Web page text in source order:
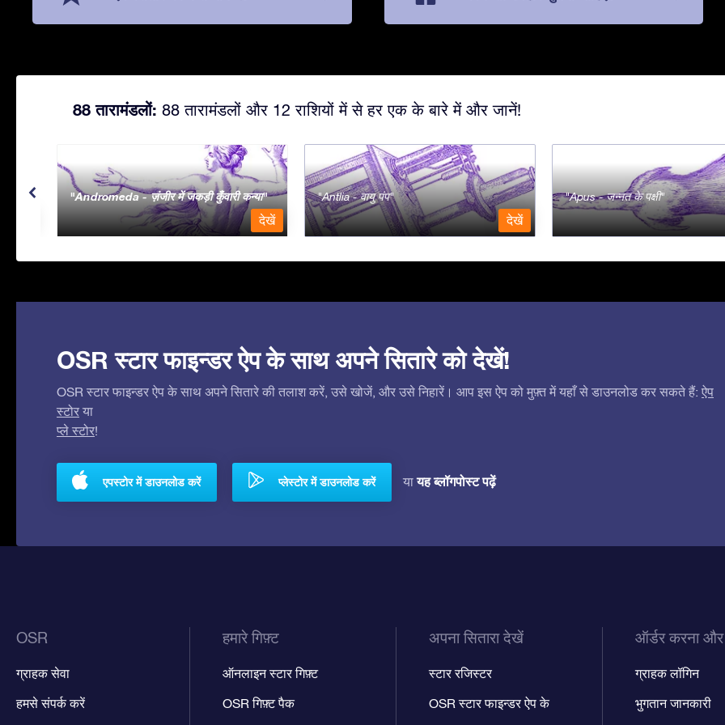
88 तारामंडलों: 88 तारामंडलों और 12 राशियों में से हर एक के बारे में और जानें!
Andromeda - ज़ंजीर में जकड़ी कुँवारी कन्या
देखें
Antlia - वायु पंप
देखें
Apus - जन्नत के पक्षी
OSR स्टार फाइन्डर ऐप के साथ अपने सितारे को देखें!
OSR स्टार फाइन्डर ऐप के साथ अपने सितारे की तलाश करें, उसे खोजें, और उसे निहारें। आप इस ऐप को मुफ़्त में यहाँ से डाउनलोड कर सकते हैं: ऐप
स्टोर या
प्ले स्टोर!
एपस्टोर में डाउनलोड करें प्लेस्टोर में डाउनलोड करें यायह ब्लॉगपोस्ट पढ़ें
OSR
ग्राहक सेवा
हमसे संपर्क करें
हमारे गिफ़्ट
ऑनलाइन स्टार गिफ़्ट
OSR गिफ़्ट पैक
अपना सितारा देखें
स्टार रजिस्टर
OSR स्टार फाइन्डर ऐप के
ऑर्डर करना और
ग्राहक लॉगिन
भुगतान जानकारी